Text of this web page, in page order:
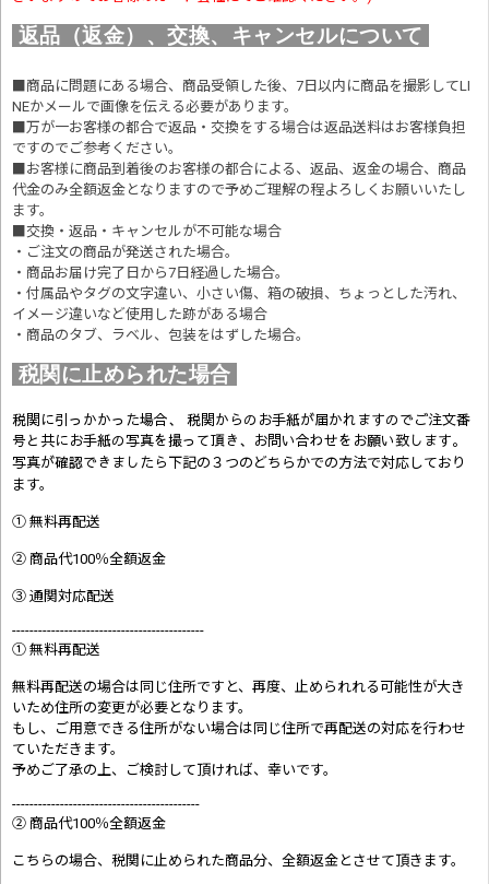
返品（返金）、交換、キャンセルについて
■商品に問題にある場合、商品受領した後、7日以内に商品を撮影してLI
NEかメールで画像を伝える必要があります。
■万が一お客様の都合で返品・交換をする場合は返品送料はお客様負担
ですのでご参考ください。
■お客様に商品到着後のお客様の都合による、返品、返金の場合、商品
代金のみ全額返金となりますので予めご理解の程よろしくお願いいたし
ます。
■交換・返品・キャンセルが不可能な場合
・ご注文の商品が発送された場合。
・商品お届け完了日から7日経過した場合。
・付属品やタグの文字違い、小さい傷、箱の破損、ちょっとした汚れ、
イメージ違いなど使用した跡がある場合
・商品のタブ、ラベル、包装をはずした場合。
税関に止められた場合
税関に引っかかった場合、 税関からのお手紙が届かれますのでご注文番
号と共にお手紙の写真を撮って頂き、お問い合わせをお願い致します。
写真が確認できましたら 下記の３つのどちらかでの方法で対応しており
ます。
① 無料再配送
② 商品代100％全額返金
③ 通関対応配送
--------------------------------------------
① 無料再配送
無料再配送の場合は同じ住所ですと、再度、止められれる可能性が大き
いため住所の変更が必要となります。
もし、ご用意できる住所がない場合は同じ住所で再配送の対応を行わせ
ていただきます。
予めご了承の上、ご検討して頂ければ、幸いです。
-------------------------------------------
② 商品代100％全額返金
こちらの場合、税関に止められた商品分、全額返金とさせて頂きます。